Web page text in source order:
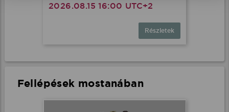
2026.08.15 16:00 UTC+2
Részletek
Fellépések mostanában